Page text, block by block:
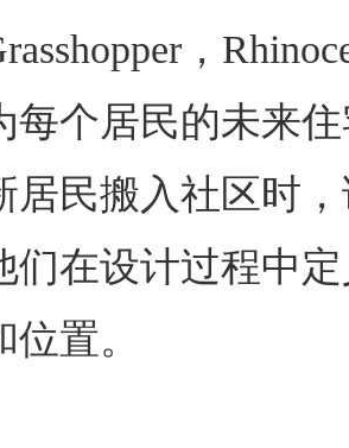
，
每个居民的未来
居民搬入社区时
们在设计过程中
置。